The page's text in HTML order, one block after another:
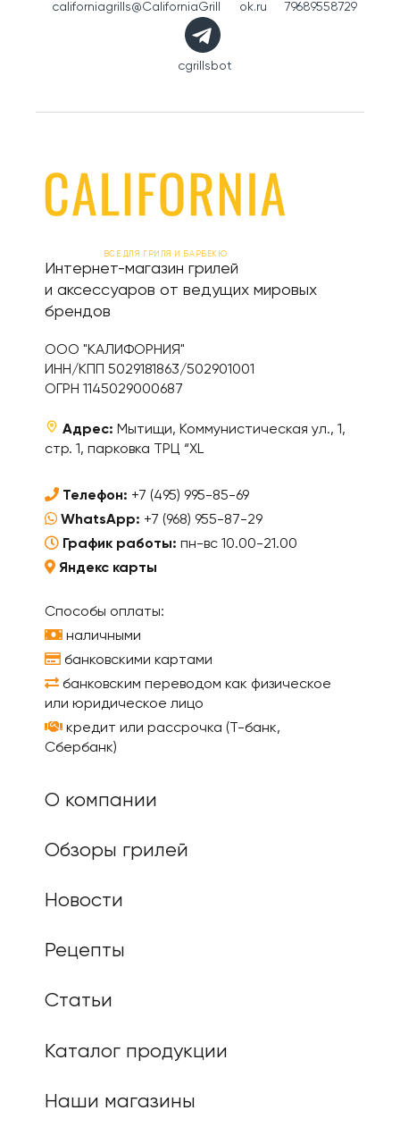
californiagrills@CaliforniaGrill ok.ru 79689558729
cgrillsbot
ВСЕ ДЛЯ ГРИЛЯ И БАРБЕКЮ
Интернет-магазин грилей
и аксессуаров от ведущих мировых
брендов
ООО "КАЛИФОРНИЯ"
ИНН/КПП 5029181863/502901001
ОГРН 1145029000687
Адрес: Мытищи, Коммунистическая ул., 1,
стр. 1, парковка ТРЦ “XL
Телефон: +7 (495) 995-85-69
WhatsApp: +7 (968) 955-87-29
График работы: пн-вс 10.00-21.00
Яндекс карты
Способы оплаты:
наличными
банковскими картами
банковским переводом как физическое
или юридическое лицо
кредит или рассрочка (Т-банк,
Сбербанк)
О компании
Обзоры грилей
Новости
Рецепты
Статьи
Каталог продукции
Наши магазины